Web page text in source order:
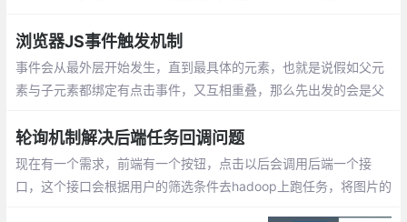
决定探一探
浏览器JS事件触发机制
事件会从最外层开始发生，直到最具体的元素，也就是说假如父元
素与子元素都绑定有点击事件，又互相重叠，那么先出发的会是父
生，再向外传播，正好与事件捕获相反。
轮询机制解决后端任务回调问题
现在有一个需求，前端有一个按钮，点击以后会调用后端一个接
口，这个接口会根据用户的筛选条件去hadoop上跑任务，将图片的